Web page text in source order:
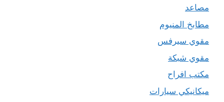
مصاعد
مطابخ المنيوم
مقوي سيرفس
مقوي شبكة
مكتب افراح
ميكانيكي سيارات